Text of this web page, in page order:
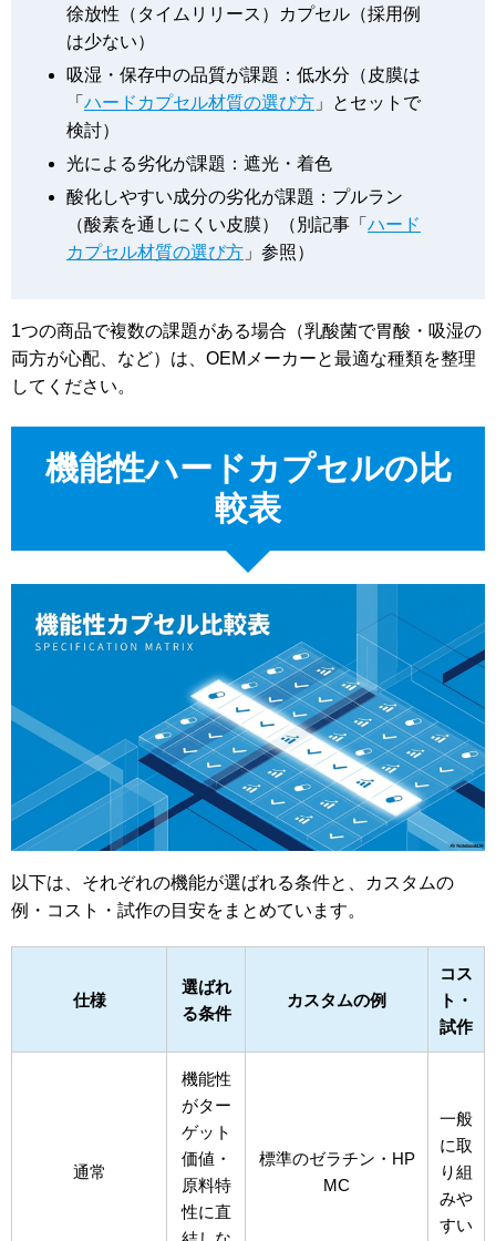
徐放性（タイムリリース）カプセル（採用例
は少ない）
吸湿・保存中の品質が課題：低水分（皮膜は
「 ハードカプセル材質の選び方 」とセットで
検討）
光による劣化が課題：遮光・着色
酸化しやすい成分の劣化が課題：プルラン
（酸素を通しにくい皮膜）（別記事「 ハード
カプセル材質の選び方 」参照）
1つの商品で複数の課題がある場合（乳酸菌で胃酸・吸湿の
両方が心配、など）は、OEMメーカーと最適な種類を整理
してください。
機能性ハードカプセルの比
較表
以下は、それぞれの機能が選ばれる条件と、カスタムの
例・コスト・試作の目安をまとめています。
仕様
選ばれ
る条件
カスタムの例
コス
ト・
試作
通常
機能性
がター
ゲット
価値・
原料特
性に直
標準のゼラチン・HP
MC
一般
に取
り組
みや
すい